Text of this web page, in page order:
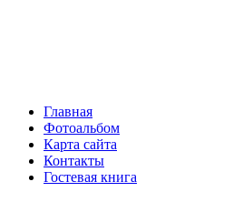
Главная
Фотоальбом
Карта сайта
Контакты
Гостевая книга